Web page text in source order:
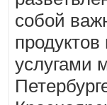
собой
услугами